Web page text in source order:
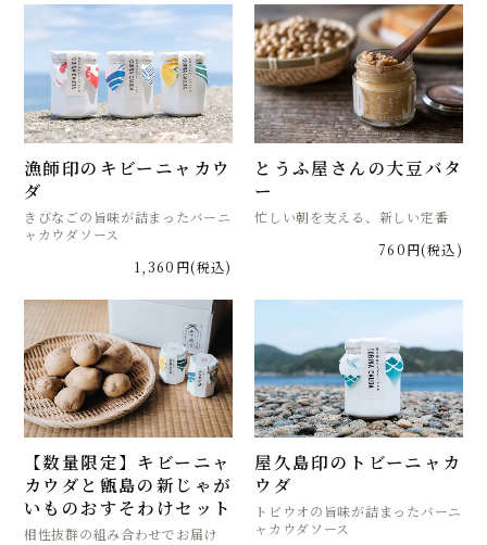
漁師印のキビーニャカウ
ダ
きびなごの旨味が詰まったバーニ
ャカウダソース
1,360円(税込)
とうふ屋さんの大豆バタ
ー
忙しい朝を支える、新しい定番
760円(税込)
【数量限定】キビーニャ
カウダと甑島の新じゃが
いものおすそわけセット
相性抜群の組み合わせでお届け
屋久島印のトビーニャカ
ウダ
トビウオの旨味が詰まったバーニ
ャカウダソース